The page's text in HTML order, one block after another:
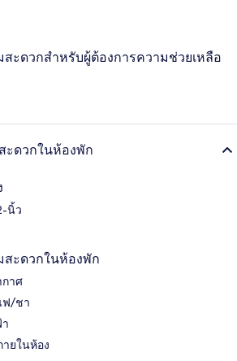
สะดวกสำหรับผู้ต้องการความช่วยเหลือ
ะดวกในห้องพัก
นิ้ว
สะดวกในห้องพัก
กาศ
ฟ/ชา
ายในห้อง